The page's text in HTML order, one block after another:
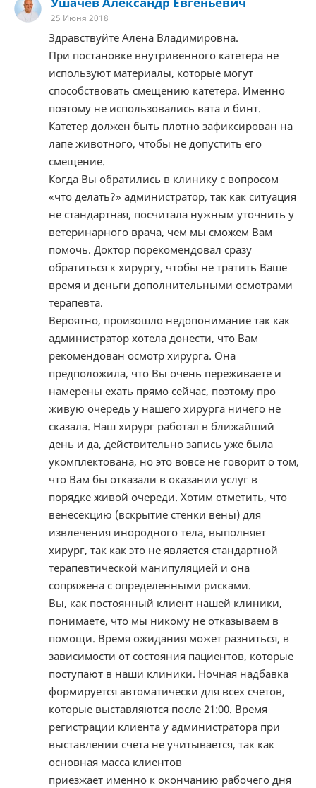
25 Июня 2018
Здравствуйте Алена Владимировна.
При постановке внутривенного катетера не
используют материалы, которые могут
способствовать смещению катетера. Именно
поэтому не использовались вата и бинт.
Катетер должен быть плотно зафиксирован на
лапе животного, чтобы не допустить его
смещение.
Когда Вы обратились в клинику с вопросом
«что делать?» администратор, так как ситуация
не стандартная, посчитала нужным уточнить у
ветеринарного врача, чем мы сможем Вам
помочь. Доктор порекомендовал сразу
обратиться к хирургу, чтобы не тратить Ваше
время и деньги дополнительными осмотрами
терапевта.
Вероятно, произошло недопонимание так как
администратор хотела донести, что Вам
рекомендован осмотр хирурга. Она
предположила, что Вы очень переживаете и
намерены ехать прямо сейчас, поэтому про
живую очередь у нашего хирурга ничего не
сказала. Наш хирург работал в ближайший
день и да, действительно запись уже была
укомплектована, но это вовсе не говорит о том,
что Вам бы отказали в оказании услуг в
порядке живой очереди. Хотим отметить, что
венесекцию (вскрытие стенки вены) для
извлечения инородного тела, выполняет
хирург, так как это не является стандартной
терапевтической манипуляцией и она
сопряжена с определенными рисками.
Вы, как постоянный клиент нашей клиники,
понимаете, что мы никому не отказываем в
помощи. Время ожидания может разниться, в
зависимости от состояния пациентов, которые
поступают в наши клиники. Ночная надбавка
формируется автоматически для всех счетов,
которые выставляются после 21:00. Время
регистрации клиента у администратора при
выставлении счета не учитывается, так как
основная масса клиентов
приезжает именно к окончанию рабочего дня